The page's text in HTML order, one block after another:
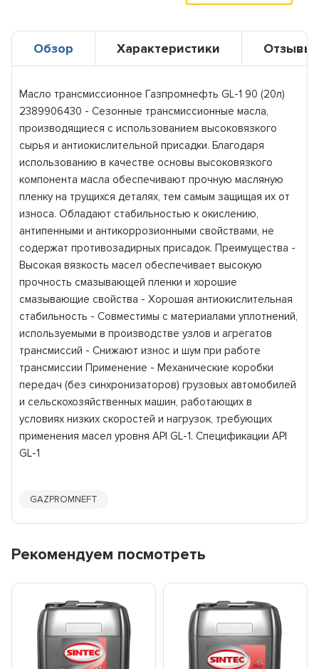
Обзор Характеристики Отзывы
Масло трансмиссионное Газпромнефть GL-1 90 (20л)
2389906430 - Сезонные трансмиссионные масла,
производящиеся с использованием высоковязкого
сырья и антиокислительной присадки. Благодаря
использованию в качестве основы высоковязкого
компонента масла обеспечивают прочную масляную
пленку на трущихся деталях, тем самым защищая их от
износа. Обладают стабильностью к окислению,
антипенными и антикоррозионными свойствами, не
содержат противозадирных присадок. Преимущества -
Высокая вязкость масел обеспечивает высокую
прочность смазывающей пленки и хорошие
смазывающие свойства - Хорошая антиокислительная
стабильность - Совместимы с материалами уплотнений,
используемыми в производстве узлов и агрегатов
трансмиссий - Снижают износ и шум при работе
трансмиссии Применение - Механические коробки
передач (без синхронизаторов) грузовых автомобилей
и сельскохозяйственных машин, работающих в
условиях низких скоростей и нагрузок, требующих
применения масел уровня API GL-1. Спецификации API
GL-1
GAZPROMNEFT
Рекомендуем посмотреть